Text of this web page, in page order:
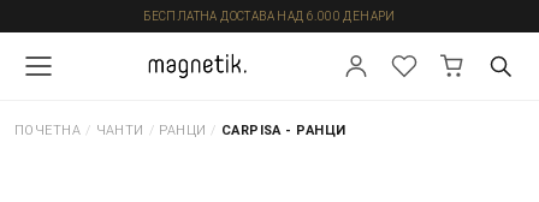
БЕСПЛАТНА ДОСТАВА НАД 6.000 ДЕНАРИ
ПОЧЕТНА / ЧАНТИ / РАНЦИ / CARPISA - РАНЦИ